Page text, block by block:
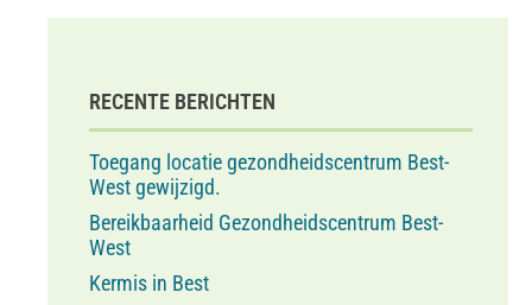
RECENTE BERICHTEN
Toegang locatie gezondheidscentrum Best-
West gewijzigd.
Bereikbaarheid Gezondheidscentrum Best-
West
Kermis in Best